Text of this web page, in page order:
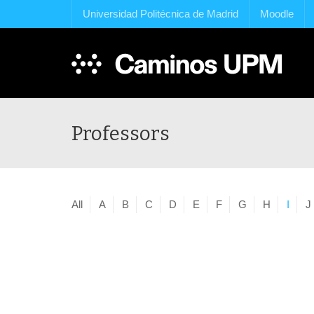
Universidad Politécnica de Madrid Moodle
Professors
All A B C D E F G H I J